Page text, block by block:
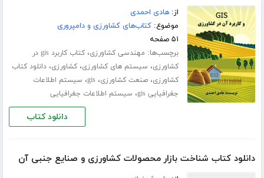
از:هادی احمدی
موضوع:کتاب‌های کشاورزی و دامپروری
۵۱ صفحه
برچسب‌ها: مهندسی کشاورزی،
کتاب کاربرد gis در
کشاورزی، سیستم های کشاورزی،کشاورزی،دانلود کتاب
کشاورزی،صنعت کشاورزی،gis، سیستم اطلاعات
جغرافیایی gis
، سیستم اطلاعات جغرافیایی
دانلود کتاب
دانلود کتاب شناخت بازار محصولات کشاورزی و صنایع جنبی آن